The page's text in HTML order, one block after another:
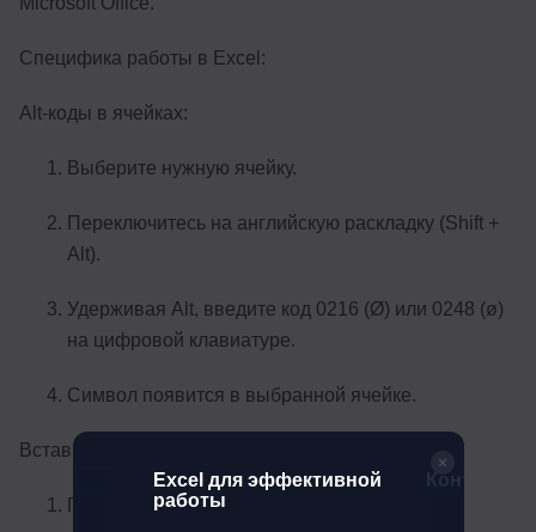
Специфика работы в Excel:
Alt-коды в ячейках:
Выберите нужную ячейку.
Переключитесь на английскую раскладку (Shift +
Alt).
Удерживая Alt, введите код 0216 (Ø) или 0248 (ø)
на цифровой клавиатуре.
Символ появится в выбранной ячейке.
Вставка через меню знаков в Excel:
Перейдите на вкладку «Вставка».
Excel для эффективной
работы